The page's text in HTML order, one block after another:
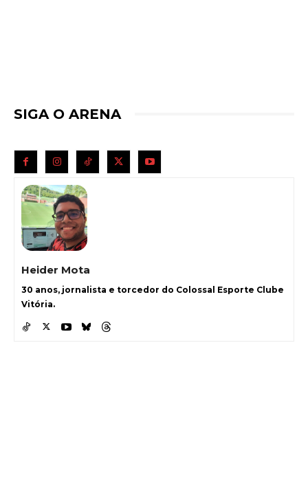
SIGA O ARENA
Heider Mota
30 anos, jornalista e torcedor do Colossal Esporte Clube
Vitória.